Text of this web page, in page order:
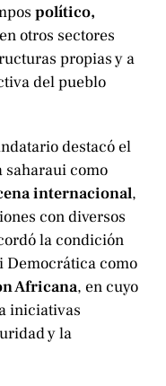
político,
otros sectores
propias y a
del pueblo
destacó el
como
internacional,
con diversos
la condición
Democrática como
Africana, en cuyo
iniciativas
y la